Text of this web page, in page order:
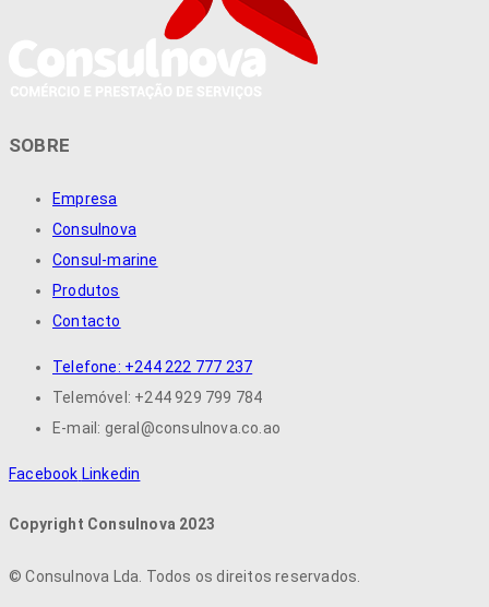
SOBRE
Empresa
Consulnova
Consul-marine
Produtos
Contacto
Telefone: +244 222 777 237
Telemóvel: +244 929 799 784
E-mail: geral@consulnova.co.ao
Facebook Linkedin
Copyright Consulnova 2023
©Consulnova Lda. Todos os direitos reservados.